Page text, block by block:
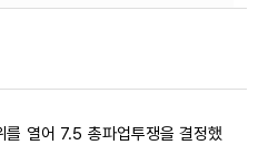
열어 7.5 총파업투쟁을 결정했